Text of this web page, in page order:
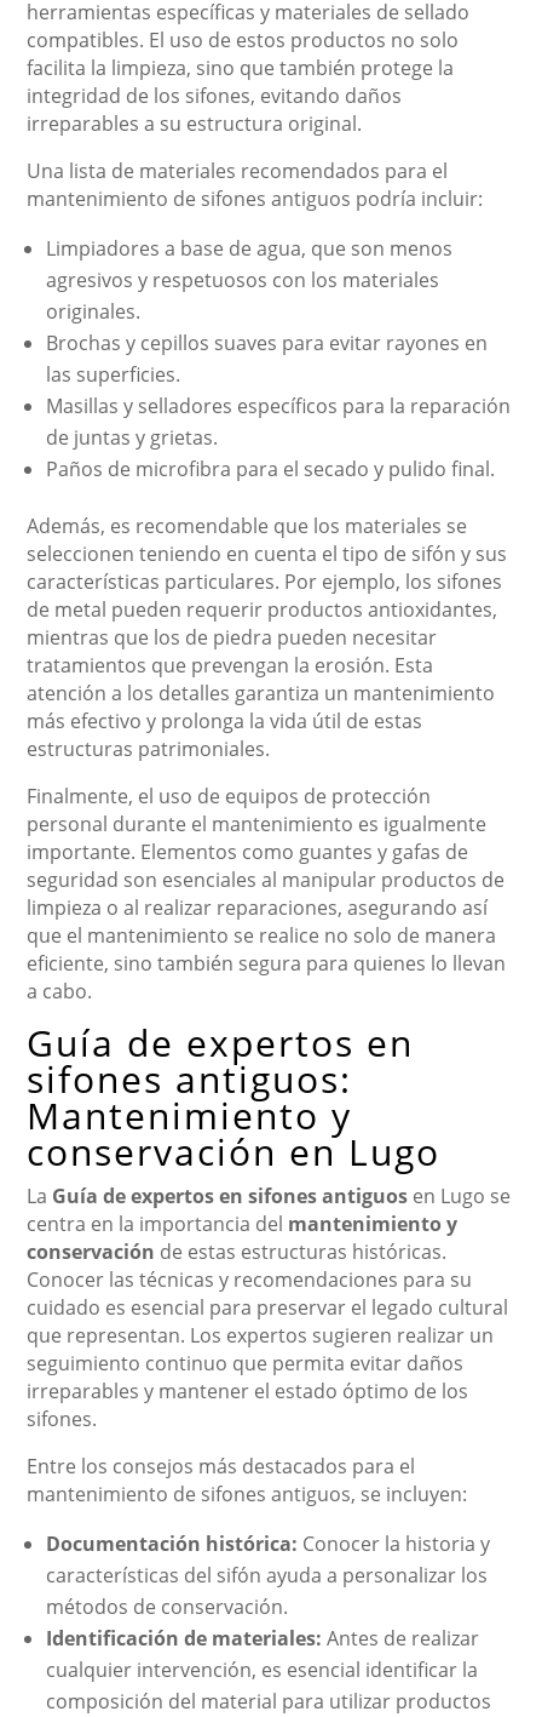
herramientas específicas y materiales de sellado
compatibles. El uso de estos productos no solo
facilita la limpieza, sino que también protege la
integridad de los sifones, evitando daños
irreparables a su estructura original.
Una lista de materiales recomendados para el
mantenimiento de sifones antiguos podría incluir:
Limpiadores a base de agua, que son menos
agresivos y respetuosos con los materiales
originales.
Brochas y cepillos suaves para evitar rayones en
las superficies.
Masillas y selladores específicos para la reparación
de juntas y grietas.
Paños de microfibra para el secado y pulido final.
Además, es recomendable que los materiales se
seleccionen teniendo en cuenta el tipo de sifón y sus
características particulares. Por ejemplo, los sifones
de metal pueden requerir productos antioxidantes,
mientras que los de piedra pueden necesitar
tratamientos que prevengan la erosión. Esta
atención a los detalles garantiza un mantenimiento
más efectivo y prolonga la vida útil de estas
estructuras patrimoniales.
Finalmente, el uso de equipos de protección
personal durante el mantenimiento es igualmente
importante. Elementos como guantes y gafas de
seguridad son esenciales al manipular productos de
limpieza o al realizar reparaciones, asegurando así
que el mantenimiento se realice no solo de manera
eficiente, sino también segura para quienes lo llevan
a cabo.
Guía de expertos en
sifones antiguos:
Mantenimiento y
conservación en Lugo
La Guía de expertos en sifones antiguos en Lugo se
centra en la importancia del mantenimiento y
conservación de estas estructuras históricas.
Conocer las técnicas y recomendaciones para su
cuidado es esencial para preservar el legado cultural
que representan. Los expertos sugieren realizar un
seguimiento continuo que permita evitar daños
irreparables y mantener el estado óptimo de los
sifones.
Entre los consejos más destacados para el
mantenimiento de sifones antiguos, se incluyen:
Documentación histórica: Conocer la historia y
características del sifón ayuda a personalizar los
métodos de conservación.
Identificación de materiales: Antes de realizar
cualquier intervención, es esencial identificar la
composición del material para utilizar productos